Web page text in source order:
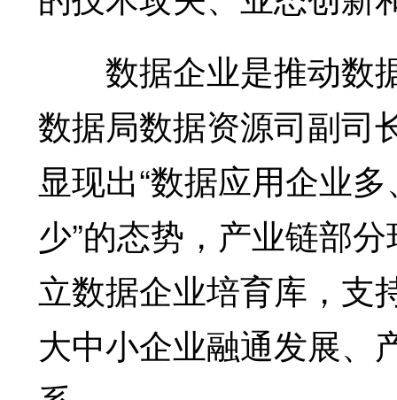
数据企业是推动数
数据局数据资源司副司
显现出“数据应用企业
少”的态势，产业链部
立数据企业培育库，支
大中小企业融通发展、